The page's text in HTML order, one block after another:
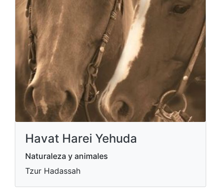
Havat Harei Yehuda
Naturaleza y animales
Tzur Hadassah